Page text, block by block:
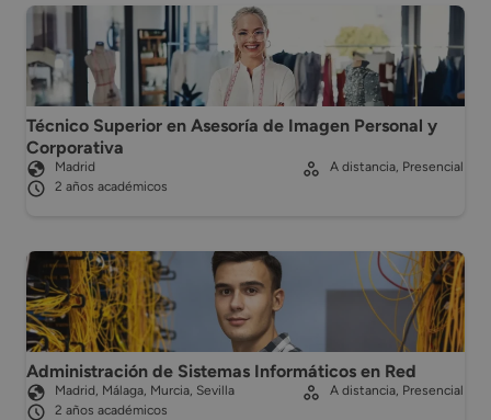
Técnico Superior en Asesoría de Imagen Personal y
Corporativa
Madrid
2 años académicos
A distancia, Presencial
Administración de Sistemas Informáticos en Red
Madrid, Málaga, Murcia, Sevilla
2 años académicos
A distancia, Presencial